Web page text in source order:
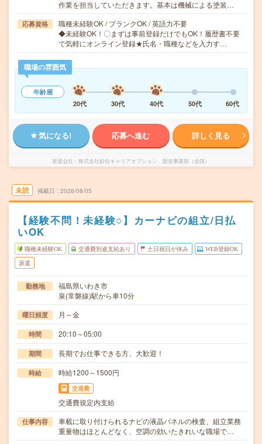
作業を担当していただきます。基本は機械による塗装…
応募資格
職種未経験OK / ブランクOK / 英語力不要
◆未経験OK！〇まずは事前登録だけでもOK！履歴書不要
で気軽にオンライン登録★氏名・職種などを入力す…
職場の雰囲気
年齢層
20代
30代 40代 50代 60代
気になる! 応募へ進む 詳しく見る
派遣会社 株式会社綜合キャリアオプション 製造事業部（全国）
未読 掲載日 2026/08/05
【経験不問！未経験○】カーナビの組立/日払
いOK
職種未経験OK 交通費別途支給あり 土日祝日が休み WEB登録OK
派遣
勤務地
福島県いわき市
泉(常磐線)駅から車10分
曜日頻度 月～金
時間 20:10～05:00
期間 長期でお仕事できる方、大歓迎！
時給 時給1200～1500円
交通費
交通費規定内支給
仕事内容
車載に取り付けられるナビの液晶パネルの検査、組立業務
重量物はほとんどなく、空調の効いたきれいな職場で…